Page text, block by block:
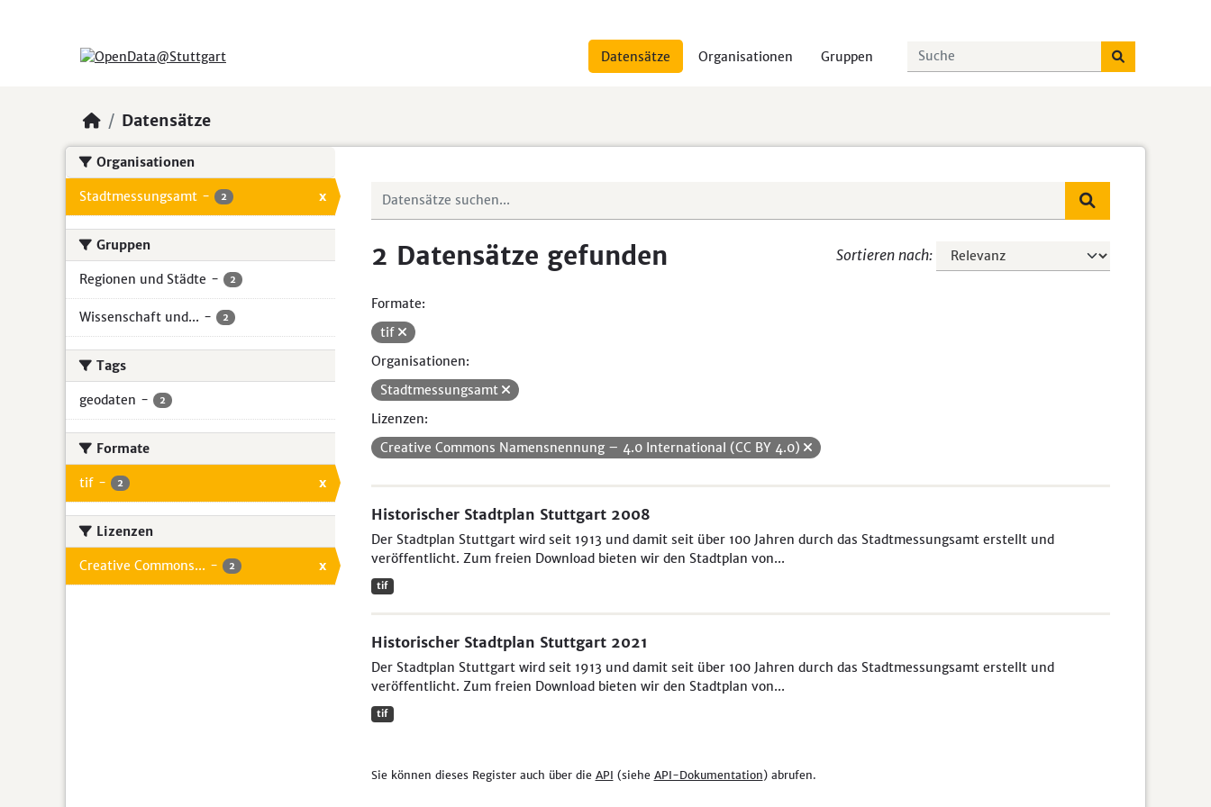
Datensätze Organisationen Gruppen
Datensätze
Organisationen
Stadtmessungsamt - 2 x
Gruppen
Regionen und Städte - 2
Wissenschaft und... - 2
Tags
geodaten - 2
Formate
tif - 2 x
Lizenzen
Creative Commons... - 2 x
Sortieren nach
2 Datensätze gefunden
Formate:
tif
Organisationen:
Stadtmessungsamt
Lizenzen:
Creative Commons Namensnennung – 4.0 International (CC BY 4.0)
Historischer Stadtplan Stuttgart 2008
Der Stadtplan Stuttgart wird seit 1913 und damit seit über 100 Jahren durch das Stadtmessungsamt erstellt und
veröffentlicht. Zum freien Download bieten wir den Stadtplan von...
tif
Historischer Stadtplan Stuttgart 2021
Der Stadtplan Stuttgart wird seit 1913 und damit seit über 100 Jahren durch das Stadtmessungsamt erstellt und
veröffentlicht. Zum freien Download bieten wir den Stadtplan von...
tif
Sie können dieses Register auch über die API (siehe API-Dokumentation) abrufen.